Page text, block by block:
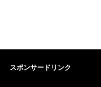
スポンサードリンク